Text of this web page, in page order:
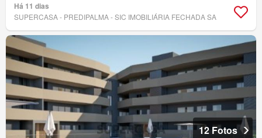
Há 11 dias
SUPERCASA - PREDIPALMA - SIC IMOBILIÁRIA FECHADA SA
12 Fotos